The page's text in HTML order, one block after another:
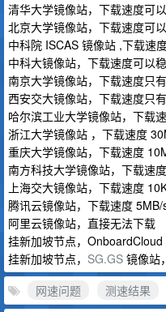
清华大学镜像站，下载速度可
北京大学镜像站，下载速度可
中科院 ISCAS 镜像站 ,下载速
中科大镜像站，下载速度可以
南京大学镜像站，下载速度只
西安交大镜像站，下载速度只
哈尔滨工业大学镜像站，下载
浙江大学镜像站 ，下载速度
重庆大学镜像站，下载速度
南方科技大学镜像站，下载速
上海交大镜像站，下载速度
腾讯云镜像站，下载速度
阿里云镜像站，直接无法下载
挂新加坡节点，
挂新加坡节点， SG.GS 镜像站
网速问题
测速结果